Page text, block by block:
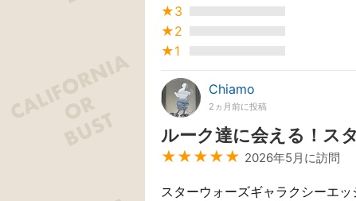
★3
★2
★1
Chiamo
2ヵ月前に投稿
ルーク達に会える！ス
★★★★★ 2026年5月に訪問
スターウォーズギャラクシーエ